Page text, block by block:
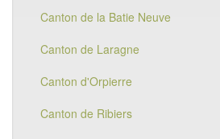
Canton de la Batie Neuve
Canton de Laragne
Canton d'Orpierre
Canton de Ribiers